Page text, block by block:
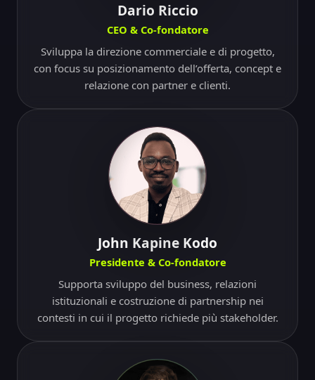
Dario Riccio
CEO & Co-fondatore
Sviluppa la direzione commerciale e di progetto,
con focus su posizionamento dell’offerta, concept e
relazione con partner e clienti.
John Kapine Kodo
Presidente & Co-fondatore
Supporta sviluppo del business, relazioni
istituzionali e costruzione di partnership nei
contesti in cui il progetto richiede più stakeholder.